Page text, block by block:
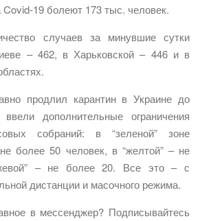
19 болеют 173 тыс. человек.
случаев за минувшие сутки
– 462, в Харьковской – 446 и в
продлил карантин в Украине до
дополнительные ограничения
собраний: в “зеленой” зоне
более 50 человек, в “желтой” – не
– не более 20. Все это – с
дистанции и масочного режима.
в мессенджер? Подписывайтесь